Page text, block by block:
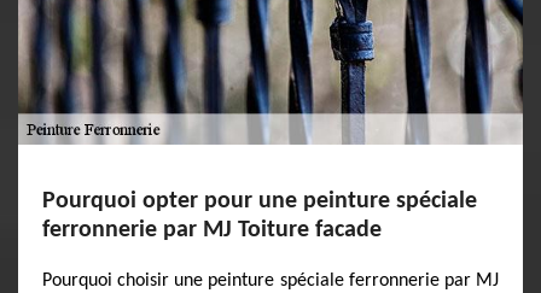
Pourquoi opter pour une peinture spéciale
ferronnerie par MJ Toiture facade
Pourquoi choisir une peinture spéciale ferronnerie par MJ